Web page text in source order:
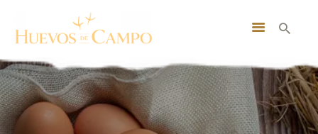
INICIO
NOSOTROS
BUSCA TUS HUEVOS
MI CUENTA